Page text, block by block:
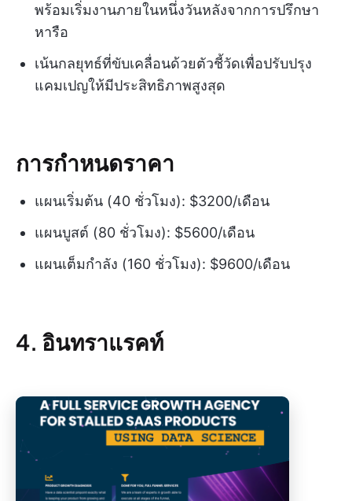
พร้อมเริ่มงานภายในหนึ่งวันหลังจากการปรึกษา
หารือ
เน้นกลยุทธ์ที่ขับเคลื่อนด้วยตัวชี้วัดเพื่อปรับปรุง
แคมเปญให้มีประสิทธิภาพสูงสุด
การกำหนดราคา
แผนเริ่มต้น (40 ชั่วโมง): $3200/เดือน
แผนบูสต์ (80 ชั่วโมง): $5600/เดือน
แผนเต็มกำลัง (160 ชั่วโมง): $9600/เดือน
4. อินทราแรคท์